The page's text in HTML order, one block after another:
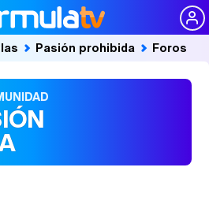
Pasión prohibida Foros